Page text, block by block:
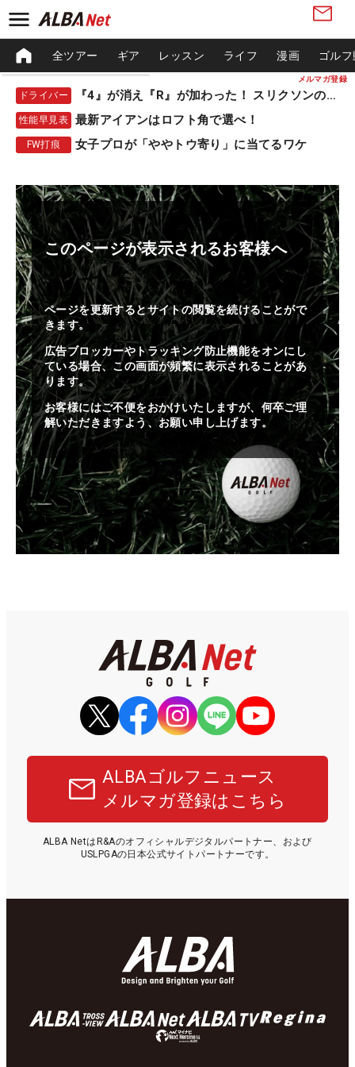
メルマガ登録
全ツアー ギア レッスン ライフ 漫画 ゴル
ドライバー 『4』が消え『R』が加わった！ スリクソンの新作
性能早見表 最新アイアンはロフト角で選べ！
FW打痕 女子プロが「ややトウ寄り」に当てるワケ
このページが表示されるお客様へ
ページを更新するとサイトの閲覧を続けることがで
きます。
広告ブロッカーやトラッキング防止機能をオンにし
ている場合、この画面が頻繁に表示されることがあ
ります。
お客様にはご不便をおかけいたしますが、何卒ご理
解いただきますよう、お願い申し上げます。
ALBAゴルフニュース
メルマガ登録はこちら
ALBA NetはR&Aのオフィシャルデジタルパートナー、および
USLPGAの日本公式サイトパートナーです。